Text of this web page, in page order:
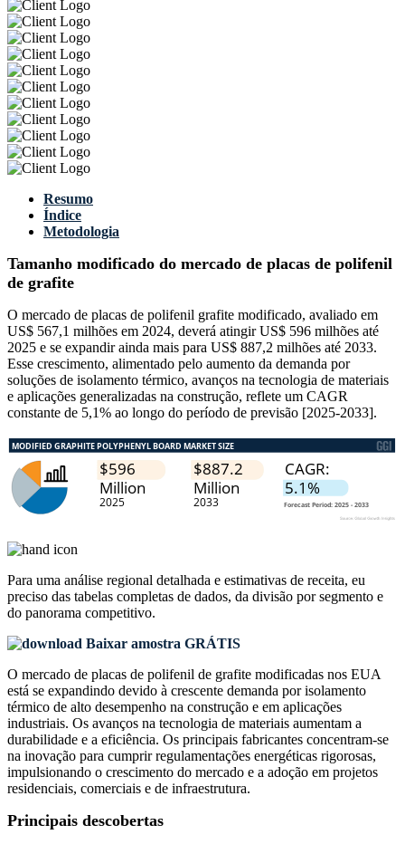
Resumo
Índice
Metodologia
Tamanho modificado do mercado de placas de polifenil
de grafite
O mercado de placas de polifenil grafite modificado, avaliado em
US$ 567,1 milhões em 2024, deverá atingir US$ 596 milhões até
2025 e se expandir ainda mais para US$ 887,2 milhões até 2033.
Esse crescimento, alimentado pelo aumento da demanda por
soluções de isolamento térmico, avanços na tecnologia de materiais
e aplicações generalizadas na construção, reflete um CAGR
constante de 5,1% ao longo do período de previsão [2025-2033].
Para uma análise regional detalhada e estimativas de receita, eu
preciso das tabelas completas de dados, da divisão por segmento e
do panorama competitivo.
Baixar amostra GRÁTIS
O mercado de placas de polifenil de grafite modificadas nos EUA
está se expandindo devido à crescente demanda por isolamento
térmico de alto desempenho na construção e em aplicações
industriais. Os avanços na tecnologia de materiais aumentam a
durabilidade e a eficiência. Os principais fabricantes concentram-se
na inovação para cumprir regulamentações energéticas rigorosas,
impulsionando o crescimento do mercado e a adoção em projetos
residenciais, comerciais e de infraestrutura.
Principais descobertas